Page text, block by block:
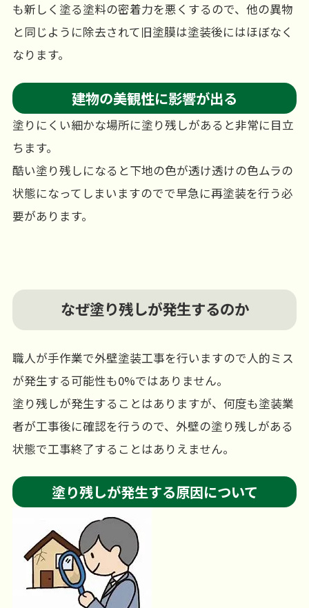
も新しく塗る塗料の密着力を悪くするので、他の異物
と同じように除去されて旧塗膜は塗装後にはほぼなく
なります。
建物の美観性に影響が出る
塗りにくい細かな場所に塗り残しがあると非常に目立
ちます。
酷い塗り残しになると下地の色が透け透けの色ムラの
状態になってしまいますのでで早急に再塗装を行う必
要があります。
なぜ塗り残しが発生するのか
職人が手作業で外壁塗装工事を行いますので人的ミス
が発生する可能性も0%ではありません。
塗り残しが発生することはありますが、何度も塗装業
者が工事後に確認を行うので、外壁の塗り残しがある
状態で工事終了することはありえません。
塗り残しが発生する原因について